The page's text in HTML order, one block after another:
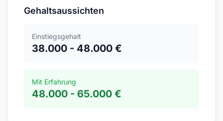
Gehaltsaussichten
Einstiegsgehalt
38.000 - 48.000 €
Mit Erfahrung
48.000 - 65.000 €